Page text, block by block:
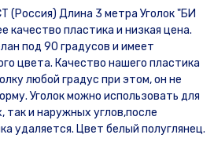
(Россия) Длина 3 метра Уголок "БИ
пластика и низкая цена.
под 90 градусов и имеет
цвета. Качество нашего пластика
любой градус при этом, он не
Уголок можно использовать для
так и наружных углов,после
удаляется. Цвет белый полуглянец.